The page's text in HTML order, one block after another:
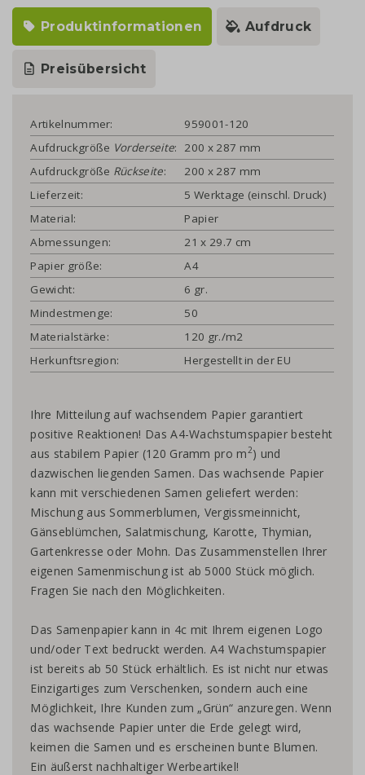
Produktinformationen Aufdruck
Preisübersicht
Artikelnummer:
959001-120
Aufdruckgröße Vorderseite:
200 x 287 mm
Aufdruckgröße Rückseite:
200 x 287 mm
Lieferzeit:
5 Werktage (einschl. Druck)
Material:
Papier
Abmessungen:
21 x 29.7 cm
Papier größe:
A4
Gewicht:
6 gr.
Mindestmenge:
50
Materialstärke:
120 gr./m2
Herkunftsregion:
Hergestellt in der EU
Ihre Mitteilung auf wachsendem Papier garantiert
positive Reaktionen! Das A4-Wachstumspapier besteht
aus stabilem Papier (120 Gramm pro m2) und
dazwischen liegenden Samen. Das wachsende Papier
kann mit verschiedenen Samen geliefert werden:
Mischung aus Sommerblumen, Vergissmeinnicht,
Gänseblümchen, Salatmischung, Karotte, Thymian,
Gartenkresse oder Mohn. Das Zusammenstellen Ihrer
eigenen Samenmischung ist ab 5000 Stück möglich.
Fragen Sie nach den Möglichkeiten.
Das Samenpapier kann in 4c mit Ihrem eigenen Logo
und/oder Text bedruckt werden. A4 Wachstumspapier
ist bereits ab 50 Stück erhältlich. Es ist nicht nur etwas
Einzigartiges zum Verschenken, sondern auch eine
Möglichkeit, Ihre Kunden zum „Grün“ anzuregen. Wenn
das wachsende Papier unter die Erde gelegt wird,
keimen die Samen und es erscheinen bunte Blumen.
Ein äußerst nachhaltiger Werbeartikel!